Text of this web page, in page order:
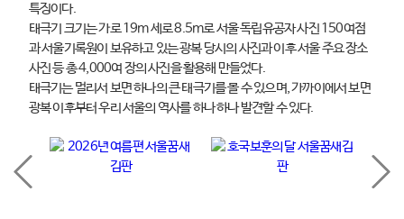
특징이다.
태극기 크기는 가로 19m 세로 8.5m로 서울 독립유공자 사진 150여점
과 서울기록원이 보유하고 있는 광복 당시의 사진과 이후 서울 주요 장소
사진 등 총 4,000여 장의 사진을 활용해 만들었다.
태극기는 멀리서 보면 하나의 큰 태극기를 볼 수 있으며, 가까이에서 보면
광복 이후부터 우리 서울의 역사를 하나 하나 발견할 수 있다.